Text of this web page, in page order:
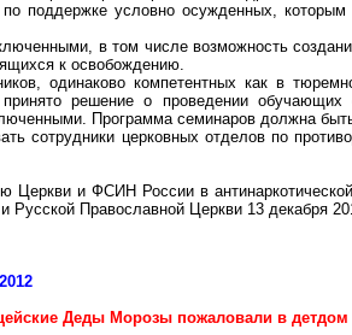
поддержке условно осужденных,
в том числе возможность
к освобождению.
одинаково компетентных как в
решение о проведении обучающих
Программа семинаров должна
сотрудники церковных отделов по
Церкви и ФСИН России в
Русской Православной Церкви 13 декабря
Деды Морозы пожаловали в